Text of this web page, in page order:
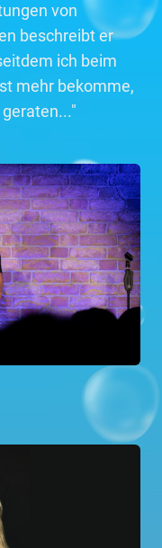
von
beschreibt er
ich beim
mehr bekomme,